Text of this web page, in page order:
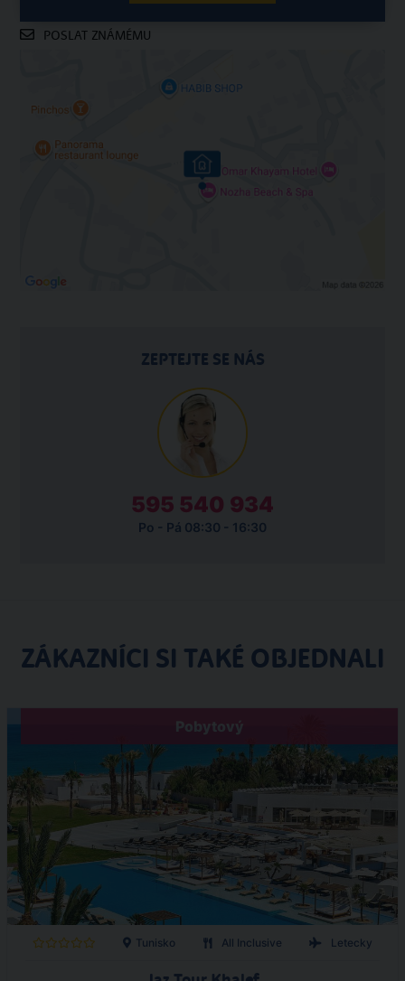
POSLAT ZNÁMÉMU
ZEPTEJTE SE NÁS
595 540 934
Po - Pá 08:30 - 16:30
ZÁKAZNÍCI SI TAKÉ OBJEDNALI
Pobytový
Tunisko All Inclusive Letecky